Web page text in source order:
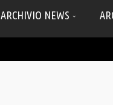
ARCHIVIO NEWS